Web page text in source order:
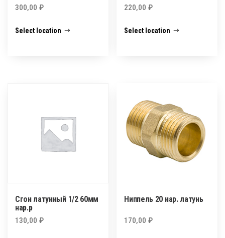
300,00 ₽
Select location
220,00₽
Select location
Сгон латунный 1/2 60мм
нар.р
130,00 ₽
Ниппель 20 нар. латунь
170,00₽